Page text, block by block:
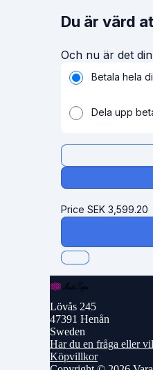
Du är värd
Och nu är det
Betala hela
Dela upp
Price SEK 3,599.20
Lövås 245
47391 Henån
Sweden
Har du en fråga eller
Köpvillkor